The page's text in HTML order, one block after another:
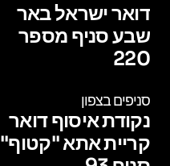
דואר ישראל באר
שבע סניף מספר
220
סניפים בצפון
נקודת איסוף דואר
קריית אתא "קטוף"